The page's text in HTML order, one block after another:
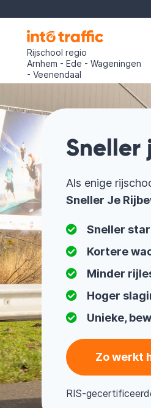
Rijschool regio
Arnhem - Ede - Wageningen
- Veenendaal
Sneller
Als enige
Sneller Je
Sneller
Kortere
Minder
Hoger
Unieke,
Zo werkt
RIS-